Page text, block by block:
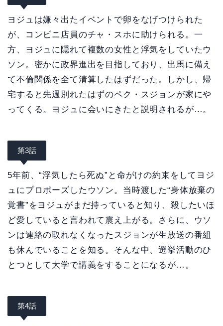
ヨジュは嫌々出たイベントで卵をなげつけられた
が、コンビニ店員のチャ・スホに助けられる。一
方、ヨジュに隠れて複数の女性と浮気をしていたウ
ソン。密かに政界進出を目指しており、出馬に備え
て不倫関係を全て清算したはずだった。しかし、帰
宅すると先週別れたはずのペク・スジョンが家にや
ってくる。ヨジュに会いにきたと説明されるが…。
第3話
5年前、“浮気したら死ぬ”と命がけの約束をしてヨジ
ュにプロポーズしたウソン。当時渡した“身体放棄の
覚書”をヨジュがまだ持っていると知り、殺したいほ
ど愛していると言われて震え上がる。さらに、ウソ
ンは連絡の取れなくなったスジョンが生放送の番組
も休んでいることを知る。そんな中、選挙活動のひ
とつとして大学で講義をすることになるが…。
第4話